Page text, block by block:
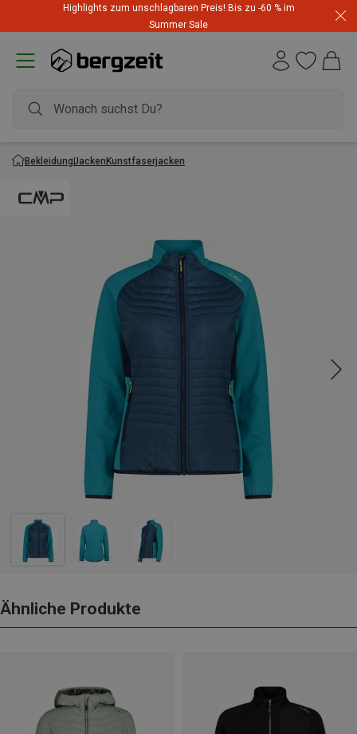
Highlights zum unschlagbaren Preis! Bis zu -60 % im
Summer Sale
BekleidungJackenKunstfaserjacken
Ähnliche Produkte